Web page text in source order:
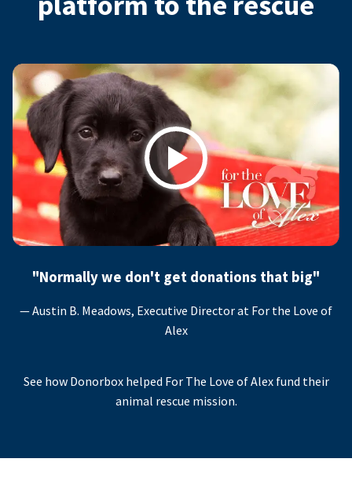
Play
"Normally we don't get donations that big"
— Austin B. Meadows, Executive Director at For the Love of
Alex
See how Donorbox helped For The Love of Alex fund their
animal rescue mission.